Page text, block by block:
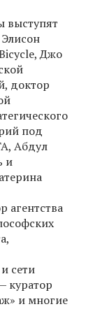
выступят
Джо
доктор
под
Абдул
и
агентства
сети
куратор
и многие